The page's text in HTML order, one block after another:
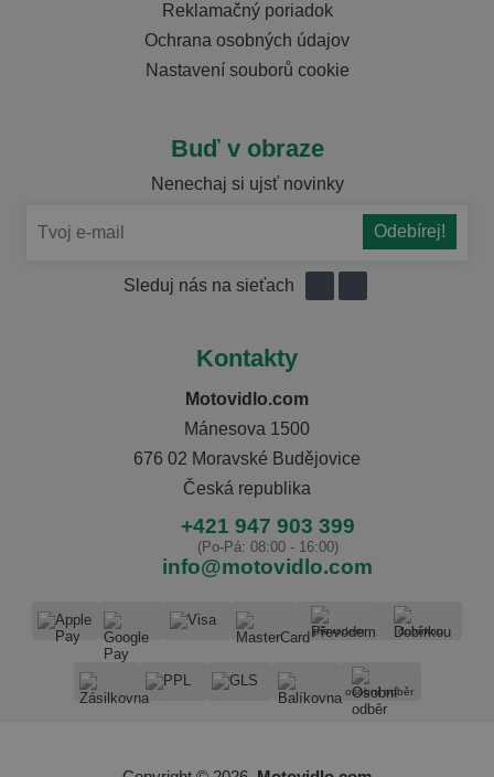
Reklamačný poriadok
Ochrana osobných údajov
Nastavení souborů cookie
Buď v obraze
Nenechaj si ujsť novinky
Sleduj nás na sieťach
Kontakty
Motovidlo.com
Mánesova 1500
676 02 Moravské Budějovice
Česká republika
+421 947 903 399
(Po-Pá: 08:00 - 16:00)
info@motovidlo.com
převodem dobírkou
osobní odběr